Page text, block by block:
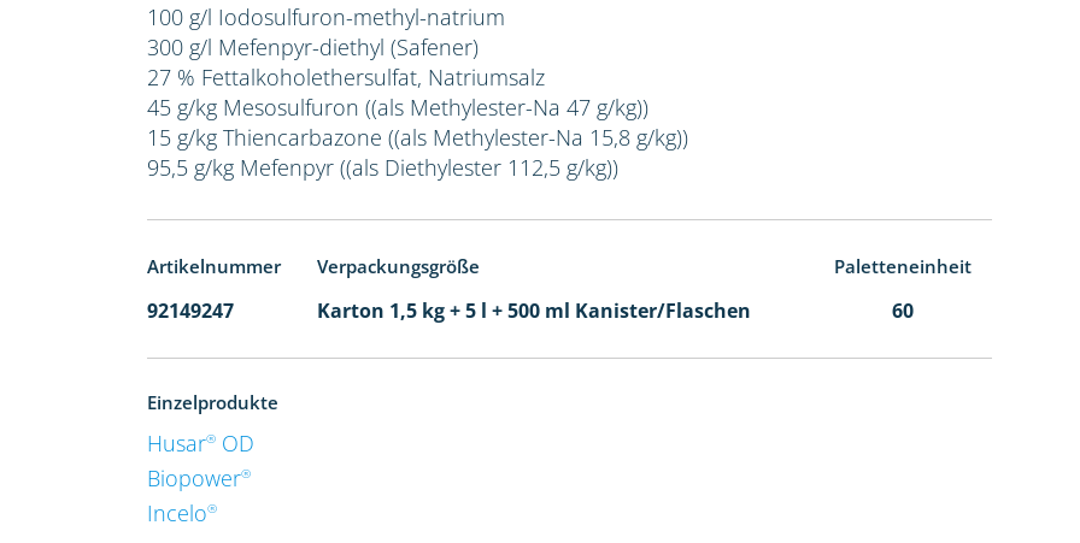
100 g/l Iodosulfuron-methyl-natrium
300 g/l Mefenpyr-diethyl (Safener)
27 % Fettalkoholethersulfat, Natriumsalz
45 g/kg Mesosulfuron ((als Methylester-Na 47 g/kg))
15 g/kg Thiencarbazone ((als Methylester-Na 15,8 g/kg))
95,5 g/kg Mefenpyr ((als Diethylester 112,5 g/kg))
Artikelnummer Verpackungsgröße Paletteneinheit
92149247 Karton 1,5 kg + 5 l + 500 ml Kanister/Flaschen 60
Einzelprodukte
Husar® OD
Biopower®
Incelo®